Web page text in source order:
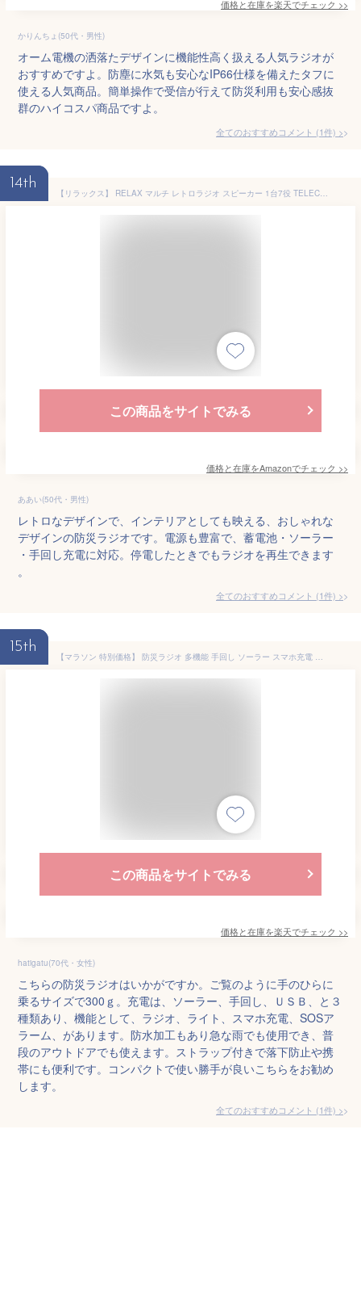
価格と在庫を楽天でチェック >>
かりんちょ(50代・男性)
オーム電機の洒落たデザインに機能性高く扱える人気ラジオが
おすすめですよ。防塵に水気も安心なIP66仕様を備えたタフに
使える人気商品。簡単操作で受信が行えて防災利用も安心感抜
群のハイコスパ商品ですよ。
全てのおすすめコメント (1件) >
14th
【リラックス】 RELAX マルチ レトロラジオ スピーカー 1台7役 TELEC認証取得済 ポータブルラジオ Bluetooth LEDライト 懐中電灯 モバイルバッテリー 多機能ラジオ 充電 (ブラック)
この商品をサイトでみる
価格と在庫をAmazonでチェック >>
ああい(50代・男性)
レトロなデザインで、インテリアとしても映える、おしゃれな
デザインの防災ラジオです。電源も豊富で、蓄電池・ソーラー
・手回し充電に対応。停電したときでもラジオを再生できます
。
全てのおすすめコメント (1件) >
15th
【マラソン 特別価格】 防災ラジオ 多機能 手回し ソーラー スマホ充電 多機能 手回し充電 ラジオ ライト キャンプ用品 防災用品 ワイドFM対応 モバイルバッテリー SOSアラーム LEDライト USB充電 ソーラー充電 防災グッズ アウトドア用品 電池 災害用 停電対策
この商品をサイトでみる
価格と在庫を楽天でチェック >>
hatigatu(70代・女性)
こちらの防災ラジオはいかがですか。ご覧のように手のひらに
乗るサイズで300ｇ。充電は、ソーラー、手回し、ＵＳＢ、と３
種類あり、機能として、ラジオ、ライト、スマホ充電、SOSア
ラーム、があります。防水加工もあり急な雨でも使用でき、普
段のアウトドアでも使えます。ストラップ付きで落下防止や携
帯にも便利です。コンパクトで使い勝手が良いこちらをお勧め
します。
全てのおすすめコメント (1件) >